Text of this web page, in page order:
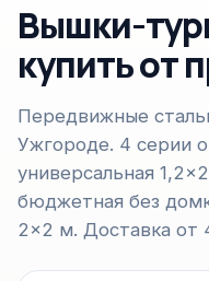
Вышки-
купить от
Передвижные
Ужгороде. 4 серии
универсальная
бюджетная без
2×2 м. Доставка от